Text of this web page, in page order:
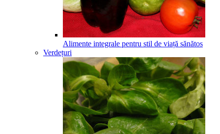
Alimente integrale pentru stil de viață sănătos
Verdețuri